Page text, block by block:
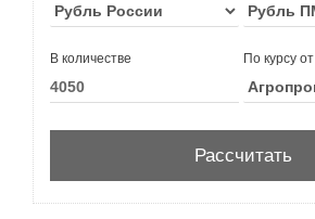
В количестве По курсу от